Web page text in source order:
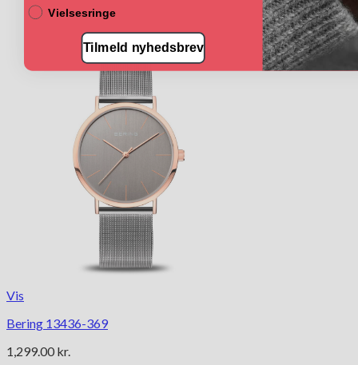
Vis
Bering 13436-369
1,299.00 kr.
Vielsesringe
Tilmeld nyhedsbrev